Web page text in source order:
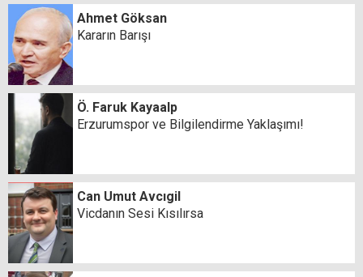
Ahmet Göksan
Kararın Barışı
Ö. Faruk Kayaalp
Erzurumspor ve Bilgilendirme Yaklaşımı!
Can Umut Avcıgil
Vicdanın Sesi Kısılırsa